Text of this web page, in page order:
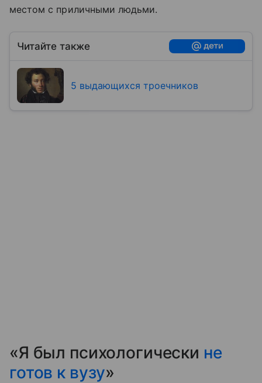
местом с приличными людьми.
Читайте также
5 выдающихся троечников
«Я был психологически не
готов к вузу»